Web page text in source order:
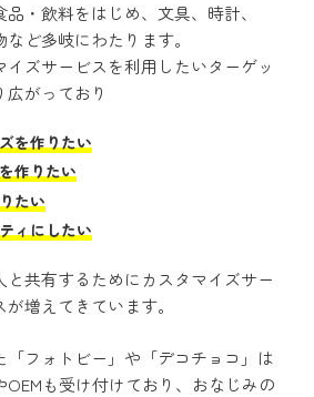
・飲料をはじめ、文具、時計、
ど多岐にわたります。
ズサービスを利用したいターゲッ
広がっており
を作りたい
作りたい
たい
ィにしたい
と共有するためにカスタマイズサー
増えてきています。
「フォトビー」や「デコチョコ」は
も受け付けており、おなじみの